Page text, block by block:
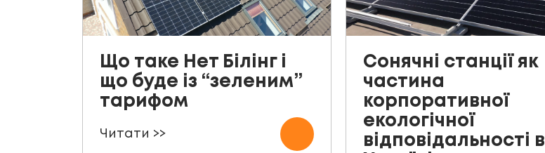
Що таке Нет Білінг і
що буде із “зеленим”
тарифом
Читати >>
Сонячні станції як
частина
корпоративної
екологічної
відповідальності в